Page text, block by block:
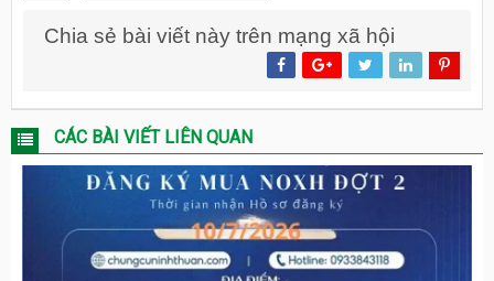
Chia sẻ bài viết này trên mạng xã hội
CÁC BÀI VIẾT LIÊN QUAN